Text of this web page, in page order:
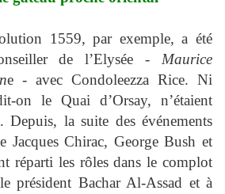
1559, par exemple, a été
de l’Elysée - Maurice
e - avec Condoleezza Rice. Ni
le Quai d’Orsay, n’étaient
la suite des événements
Jacques Chirac, George Bush et
réparti les rôles dans le complot
président Bachar Al-Assad et à